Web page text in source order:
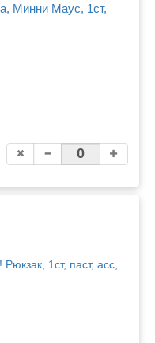
Минни Маус, 1ст,